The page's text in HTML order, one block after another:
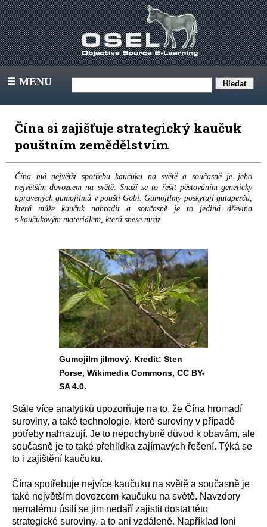
III MENU
Čína si zajišťuje strategický kaučuk
pouštním zemědělstvím
Čína má největší spotřebu kaučuku na světě a současně je jeho
největším dovozcem na světě. Snaží se to řešit pěstováním geneticky
upravených gumojilmů v poušti Gobi. Gumojilmy poskytují gutaperču,
která může kaučuk nahradit a současně je to jediná dřevina
s kaučukovým materiálem, která snese mráz.
Gumojilm jilmový. Kredit: Sten
Porse, Wikimedia Commons, CC BY-
SA 4.0.
Stále více analytiků upozorňuje na to, že Čína hromadí
suroviny, a také technologie, které suroviny v případě
potřeby nahrazují. Je to nepochybně důvod k obavám, ale
současně je to také přehlídka zajímavých řešení. Týká se
to i zajištění kaučuku.
Čína spotřebuje nejvíce kaučuku na světě a současně je
také největším dovozcem kaučuku na světě. Navzdory
nemalému úsilí se jim nedaří zajistit dostat této
strategické suroviny, a to ani vzdáleně. Například loni